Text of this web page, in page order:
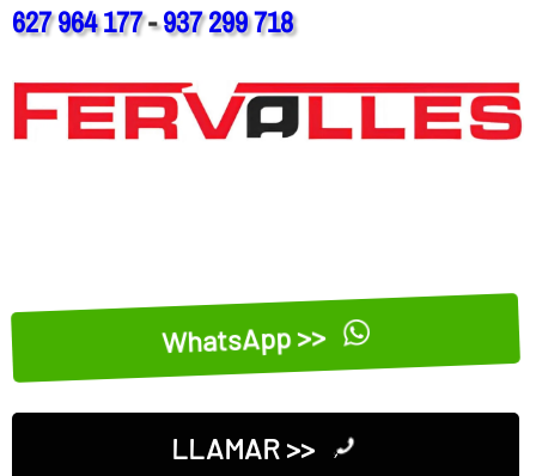
627 964 177-937 299 718
WhatsApp >>
LLAMAR >>